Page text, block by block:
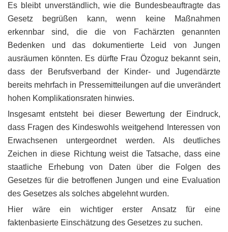
Es bleibt unverständlich, wie die Bundesbeauftragte das
Gesetz begrüßen kann, wenn keine Maßnahmen
erkennbar sind, die die von Fachärzten genannten
Bedenken und das dokumentierte Leid von Jungen
ausräumen könnten. Es dürfte Frau Özoguz bekannt sein,
dass der Berufsverband der Kinder- und Jugendärzte
bereits mehrfach in Pressemitteilungen auf die unverändert
hohen Komplikationsraten hinwies.
Insgesamt entsteht bei dieser Bewertung der Eindruck,
dass Fragen des Kindeswohls weitgehend Interessen von
Erwachsenen untergeordnet werden. Als deutliches
Zeichen in diese Richtung weist die Tatsache, dass eine
staatliche Erhebung von Daten über die Folgen des
Gesetzes für die betroffenen Jungen und eine Evaluation
des Gesetzes als solches abgelehnt wurden.
Hier wäre ein wichtiger erster Ansatz für eine
faktenbasierte Einschätzung des Gesetzes zu suchen.